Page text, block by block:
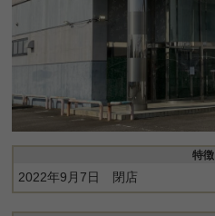
特徴
2022年9月7日 閉店